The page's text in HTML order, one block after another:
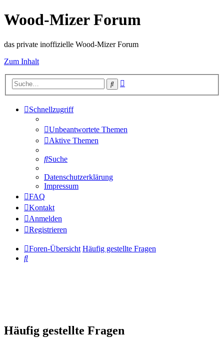
Wood-Mizer Forum
das private inoffizielle Wood-Mizer Forum
Zum Inhalt
Suche
Schnellzugriff
Unbeantwortete Themen
Aktive Themen
Suche
Datenschutzerklärung
Impressum
FAQ
Kontakt
Anmelden
Registrieren
Foren-Übersicht Häufig gestellte Fragen
Suche
Häufig gestellte Fragen